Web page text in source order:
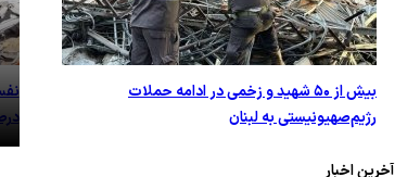
بیش از ۵۰ شهید و زخمی در ادامه‌ حملات‌
رژیم‌صهیونیستی‌ به‌ لبنان
آخرین اخبار